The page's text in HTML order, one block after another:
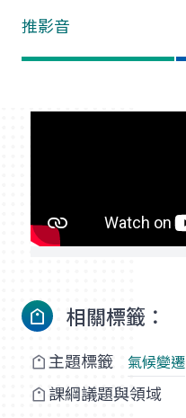
推影音
相關標籤：
主題標籤 氣候變遷
課綱議題與領域